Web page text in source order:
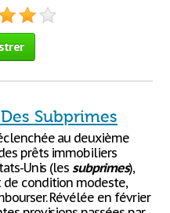
Subprimes
au deuxième
prêts immobiliers
Unis (lessubprimes),
condition modeste,
Révélée en février